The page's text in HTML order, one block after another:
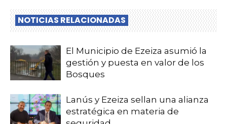
NOTICIAS RELACIONADAS
El Municipio de Ezeiza asumió la
gestión y puesta en valor de los
Bosques
Lanús y Ezeiza sellan una alianza
estratégica en materia de